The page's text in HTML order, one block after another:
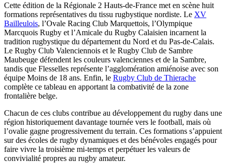
Cette édition de la Régionale 2 Hauts-de-France met en scène huit
formations représentatives du tissu rugbystique nordiste. Le XV
Bailleulois, l’Ovale Racing Club Marquettois, l’Olympique
Marcquois Rugby et l’Amicale du Rugby Calaisien incarnent la
tradition rugbystique du département du Nord et du Pas-de-Calais.
Le Rugby Club Valenciennois et le Rugby Club de Sambre
Maubeuge défendent les couleurs valenciennes et de la Sambre,
tandis que Flesselles représente l’agglomération amiénoise avec son
équipe Moins de 18 ans. Enfin, le Rugby Club de Thierache
complète ce tableau en apportant la combativité de la zone
frontalière belge.
Chacun de ces clubs contribue au développement du rugby dans une
région historiquement davantage tournée vers le football, mais où
l’ovalie gagne progressivement du terrain. Ces formations s’appuient
sur des écoles de rugby dynamiques et des bénévoles engagés pour
faire vivre la troisième mi-temps et perpétuer les valeurs de
convivialité propres au rugby amateur.